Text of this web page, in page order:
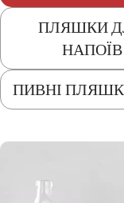
ПЛЯШКИ
НАПОЇВ
ПИВНІ